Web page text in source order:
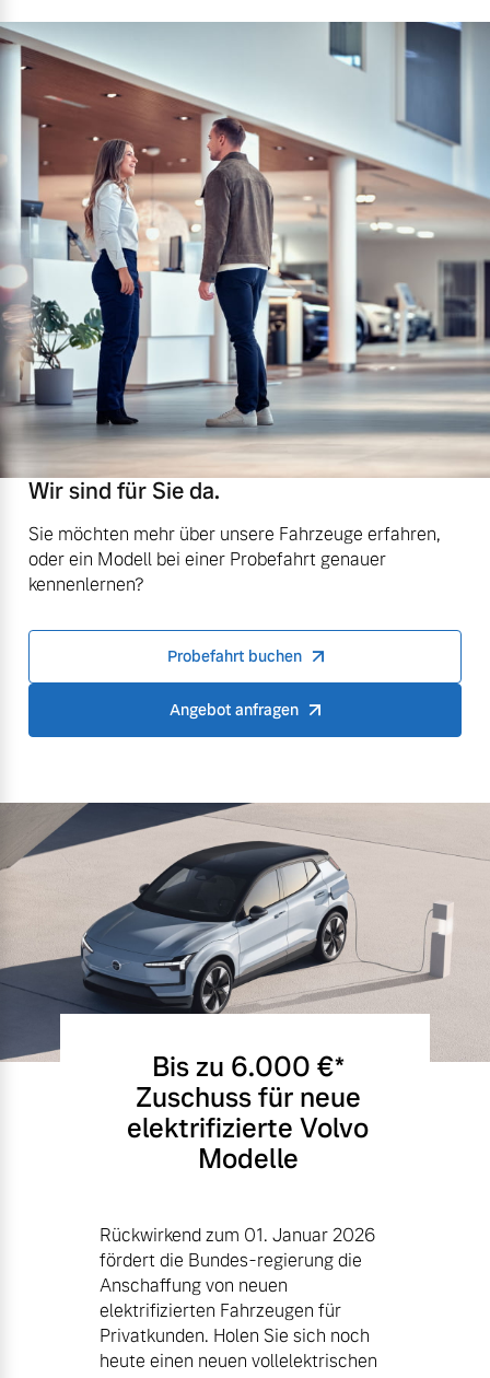
Wir sind für Sie da.
Sie möchten mehr über unsere Fahrzeuge erfahren,
oder ein Modell bei einer Probefahrt genauer
kennenlernen?
Probefahrt buchen
Angebot anfragen
Bis zu 6.000 €⁠*
Zuschuss für neue
elektrifizierte Volvo
Modelle
Rückwirkend zum 01. Januar 2026
fördert die Bundes-regierung die
Anschaffung von neuen
elektrifizierten Fahrzeugen für
Privatkunden. Holen Sie sich noch
heute einen neuen vollelektrischen